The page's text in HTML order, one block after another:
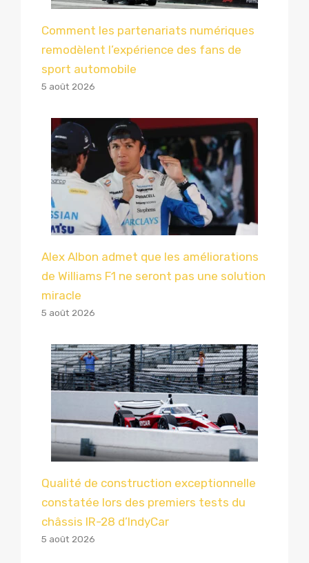
Comment les partenariats numériques
remodèlent l’expérience des fans de
sport automobile
5 août 2026
Alex Albon admet que les améliorations
de Williams F1 ne seront pas une solution
miracle
5 août 2026
Qualité de construction exceptionnelle
constatée lors des premiers tests du
châssis IR-28 d’IndyCar
5 août 2026